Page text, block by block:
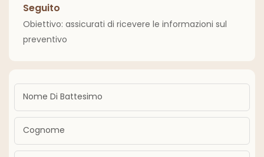
Seguito
Obiettivo: assicurati di ricevere le informazioni sul
preventivo
Nome Di Battesimo
Cognome